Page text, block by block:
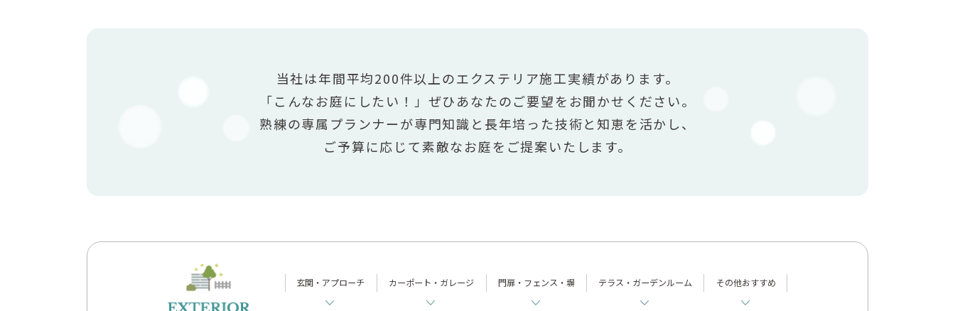
当社は年間平均200件以上のエクステリア施工実績があります。
「こんなお庭にしたい！」ぜひあなたのご要望をお聞かせください。
熟練の専属プランナーが専門知識と長年培った技術と知恵を活かし、
ご予算に応じて素敵なお庭をご提案いたします。
玄関・アプローチ カーポート・ガレージ 門扉・フェンス・塀 テラス・ガーデンルーム その他おすすめ